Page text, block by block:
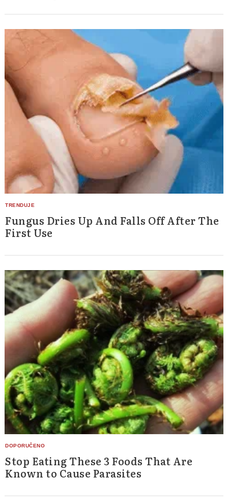
Fungus Dries Up And Falls Off After The
First Use
Stop Eating These 3 Foods That Are
Known to Cause Parasites